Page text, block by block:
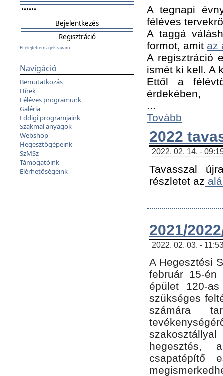
Elfelejtettem a jelszavam...
Navigáció
Bemutatkozás
Hírek
Féléves programunk
Galéria
Eddigi programjaink
Szakmai anyagok
Webshop
Hegesztőgépeink
SzMSz
Támogatóink
Elérhetőségeink
A tegnapi
féléves
A taggá
formot, amit az
A regisztráció
ismét ki kell. A
Ettől a
érdekében,
...
Tovább
2022
2022. 02. 14. -
Tavasszal
részletet az
2021/
2022. 02. 03. -
A Hegesztési
február 15-
épület 120-
szükséges
számára
hegesztés,
csapatépítő